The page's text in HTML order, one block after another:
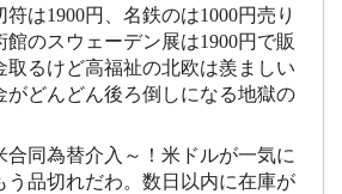
符は1900円、名鉄のは1000円売り
館のスウェーデン展は1900円で販
取るけど高福祉の北欧は羨ましい
がどんどん後ろ倒しになる地獄の
合同為替介入～！米ドルが一気に
う品切れだわ。数日以内に在庫が